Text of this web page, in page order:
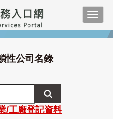
性公司名錄
/工廠登記資料